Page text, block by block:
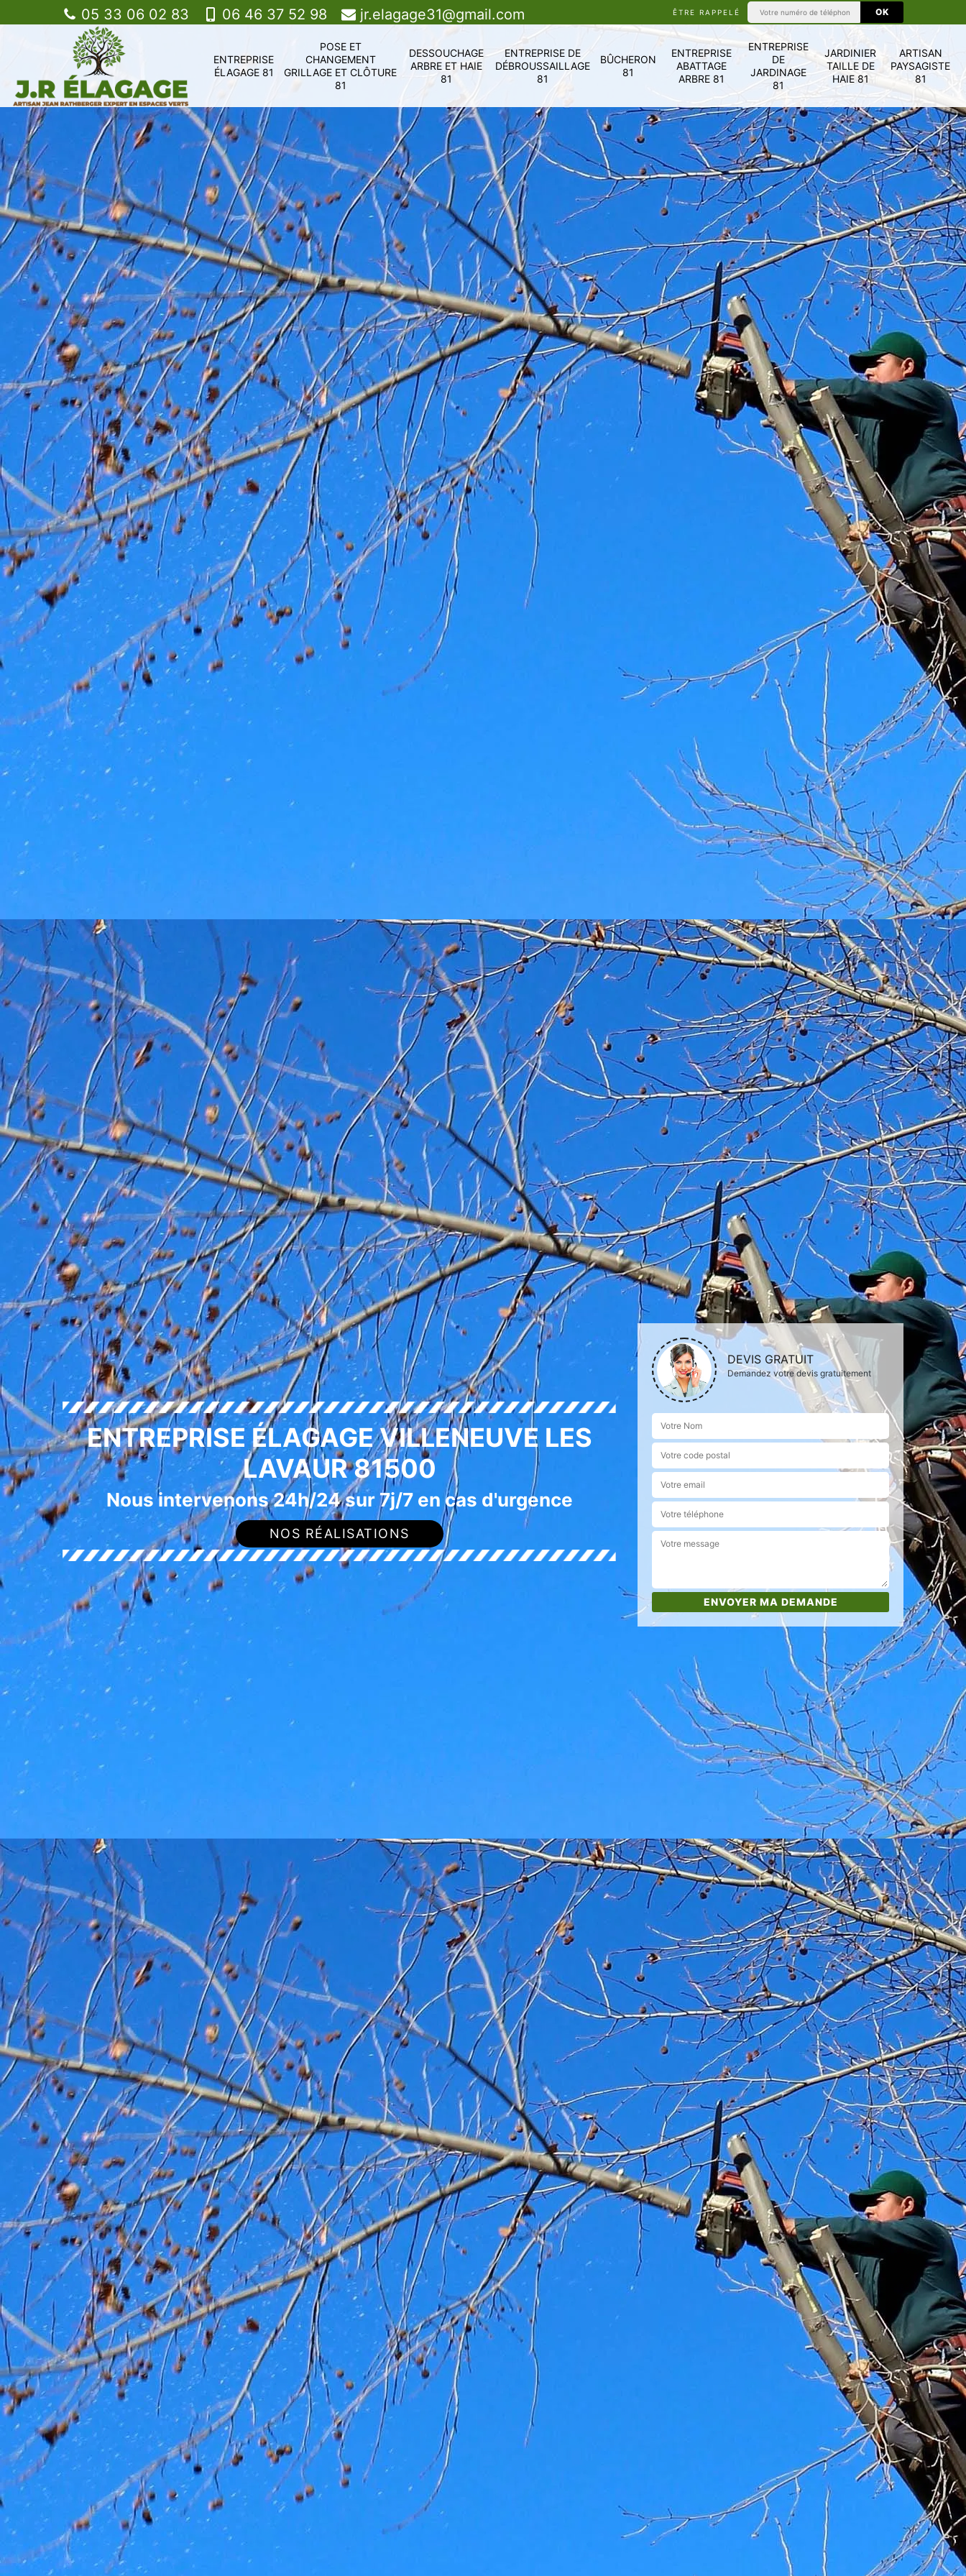
05 33 06 02 83 06 46 37 52 98 jr.elagage31@gmail.com ÊTRE RAPPELÉ
ENTREPRISE
ÉLAGAGE 81
POSE ET
CHANGEMENT
GRILLAGE ET CLÔTURE
81
DESSOUCHAGE
ARBRE ET HAIE
81
ENTREPRISE DE
DÉBROUSSAILLAGE
81
BÛCHERON
81
ENTREPRISE
ABATTAGE
ARBRE 81
ENTREPRISE
DE
JARDINAGE
81
JARDINIER
TAILLE DE
HAIE 81
ARTISAN
PAYSAGISTE
81
ENTREPRISE ÉLAGAGE VILLENEUVE LES
LAVAUR 81500
Nous intervenons 24h/24 sur 7j/7 en cas d'urgence
NOS RÉALISATIONS
DEVIS GRATUIT
Demandez votre devis gratuitement